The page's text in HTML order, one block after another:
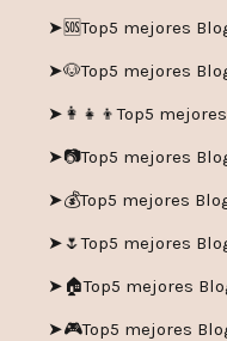
➤🆘Top5 mejores
➤🐶Top5 mejores
➤👩‍👧‍👦Top5
➤📷Top5 mejores
➤💰Top5 mejores
➤🌷Top5 mejores
➤🏠Top5 mejores
➤🎮Top5 mejores